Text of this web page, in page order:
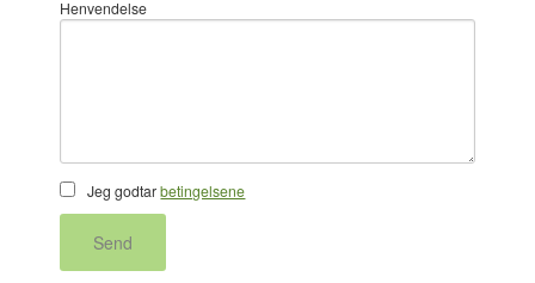
Henvendelse
Jeg godtarbetingelsene
Send